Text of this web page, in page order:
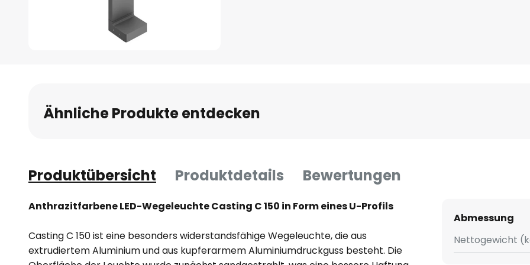
Bildgalerie
springen
Ähnliche Produkte entdecken
Produktübersicht Produktdetails Bewertungen
Anthrazitfarbene LED-Wegeleuchte Casting C 150 in Form eines U-Profils
Casting C 150 ist eine besonders widerstandsfähige Wegeleuchte, die aus
extrudiertem Aluminium und aus kupferarmem Aluminiumdruckguss besteht. Die
Abmessung
Nettogewicht